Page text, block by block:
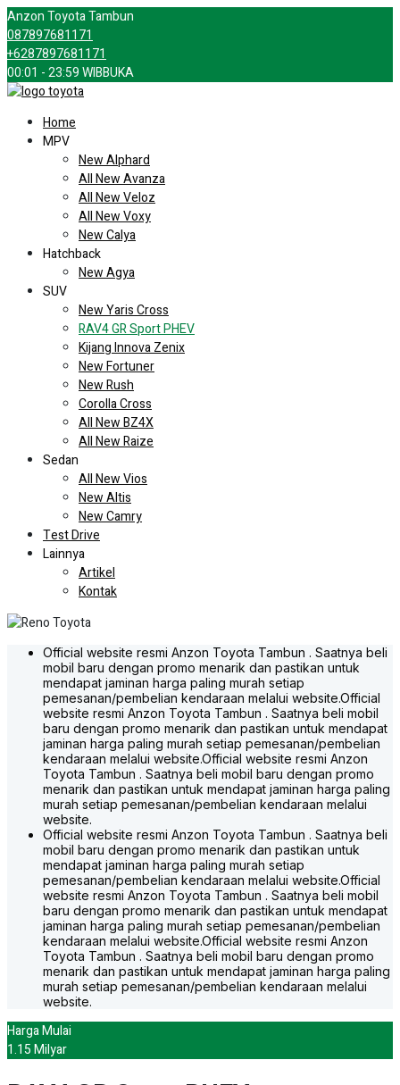
Anzon Toyota Tambun
087897681171
+6287897681171
00:01 - 23:59 WIBBUKA
Home
MPV
New Alphard
All New Avanza
All New Veloz
All New Voxy
New Calya
Hatchback
New Agya
SUV
New Yaris Cross
RAV4 GR Sport PHEV
Kijang Innova Zenix
New Fortuner
New Rush
Corolla Cross
All New BZ4X
All New Raize
Sedan
All New Vios
New Altis
New Camry
Test Drive
Lainnya
Artikel
Kontak
Official website resmi Anzon Toyota Tambun . Saatnya beli
mobil baru dengan promo menarik dan pastikan untuk
mendapat jaminan harga paling murah setiap
pemesanan/pembelian kendaraan melalui website.Official
website resmi Anzon Toyota Tambun . Saatnya beli mobil
baru dengan promo menarik dan pastikan untuk mendapat
jaminan harga paling murah setiap pemesanan/pembelian
kendaraan melalui website.Official website resmi Anzon
Toyota Tambun . Saatnya beli mobil baru dengan promo
menarik dan pastikan untuk mendapat jaminan harga paling
murah setiap pemesanan/pembelian kendaraan melalui
website.
Official website resmi Anzon Toyota Tambun . Saatnya beli
mobil baru dengan promo menarik dan pastikan untuk
mendapat jaminan harga paling murah setiap
pemesanan/pembelian kendaraan melalui website.Official
website resmi Anzon Toyota Tambun . Saatnya beli mobil
baru dengan promo menarik dan pastikan untuk mendapat
jaminan harga paling murah setiap pemesanan/pembelian
kendaraan melalui website.Official website resmi Anzon
Toyota Tambun . Saatnya beli mobil baru dengan promo
menarik dan pastikan untuk mendapat jaminan harga paling
murah setiap pemesanan/pembelian kendaraan melalui
website.
Harga Mulai
1.15 Milyar